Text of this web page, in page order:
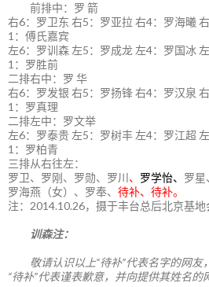
前排中：罗 箭
右6：罗卫东 右5：罗亚拉 右4：罗海曦
1：傅氏嘉宾
左6：罗训森 左5：罗成龙 左4：罗国冰
1：罗胜前
二排右中：罗 华
右6：罗发银 右5：罗扬锋 右4：罗汉泉
1：罗真理
二排左中：罗文举
左6：罗泰贵 左5：罗树丰 左4：罗江超 左
1：罗柏青
三排从右往左：
罗卫、罗刚、罗勋、罗川 、 罗学怡、 罗星
罗海燕（女）、罗奉、 待补、待补。
注：2014.10.26，摄于丰台总后北京基地
训森注：
敬请认识以上“待补”代表名字的网
“待补”代表谨表歉意，并向提供其姓名的